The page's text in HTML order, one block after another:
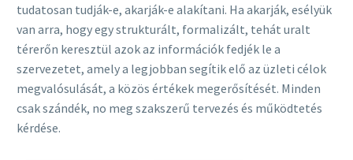
tudatosan tudják-e, akarják-e alakítani. Ha akarják, esélyük
van arra, hogy egy strukturált, formalizált, tehát uralt
térerőn keresztül azok az információk fedjék le a
szervezetet, amely a legjobban segítik elő az üzleti célok
megvalósulását, a közös értékek megerősítését. Minden
csak szándék, no meg szakszerű tervezés és működtetés
kérdése.